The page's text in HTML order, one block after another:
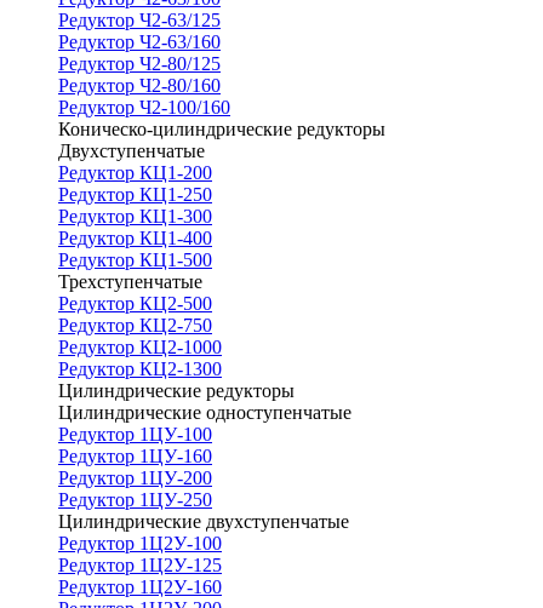
Редуктор Ч2-63/125
Редуктор Ч2-63/160
Редуктор Ч2-80/125
Редуктор Ч2-80/160
Редуктор Ч2-100/160
Коническо-цилиндрические редукторы
Двухступенчатые
Редуктор КЦ1-200
Редуктор КЦ1-250
Редуктор КЦ1-300
Редуктор КЦ1-400
Редуктор КЦ1-500
Трехступенчатые
Редуктор КЦ2-500
Редуктор КЦ2-750
Редуктор КЦ2-1000
Редуктор КЦ2-1300
Цилиндрические редукторы
Цилиндрические одноступенчатые
Редуктор 1ЦУ-100
Редуктор 1ЦУ-160
Редуктор 1ЦУ-200
Редуктор 1ЦУ-250
Цилиндрические двухступенчатые
Редуктор 1Ц2У-100
Редуктор 1Ц2У-125
Редуктор 1Ц2У-160